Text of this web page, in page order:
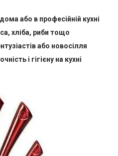
або в професійній кухні
хліба, риби тощо
або новосілля
і гігієну на кухні